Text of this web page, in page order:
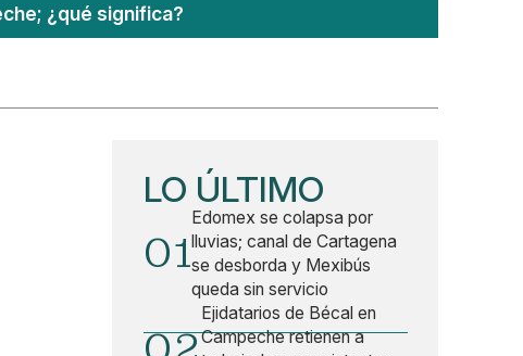
¿qué significa?
LO ÚLTIMO
01
Edomex se colapsa por
lluvias; canal de Cartagena
se desborda y Mexibús
queda sin servicio
Ejidatarios de Bécal en
Campeche retienen a